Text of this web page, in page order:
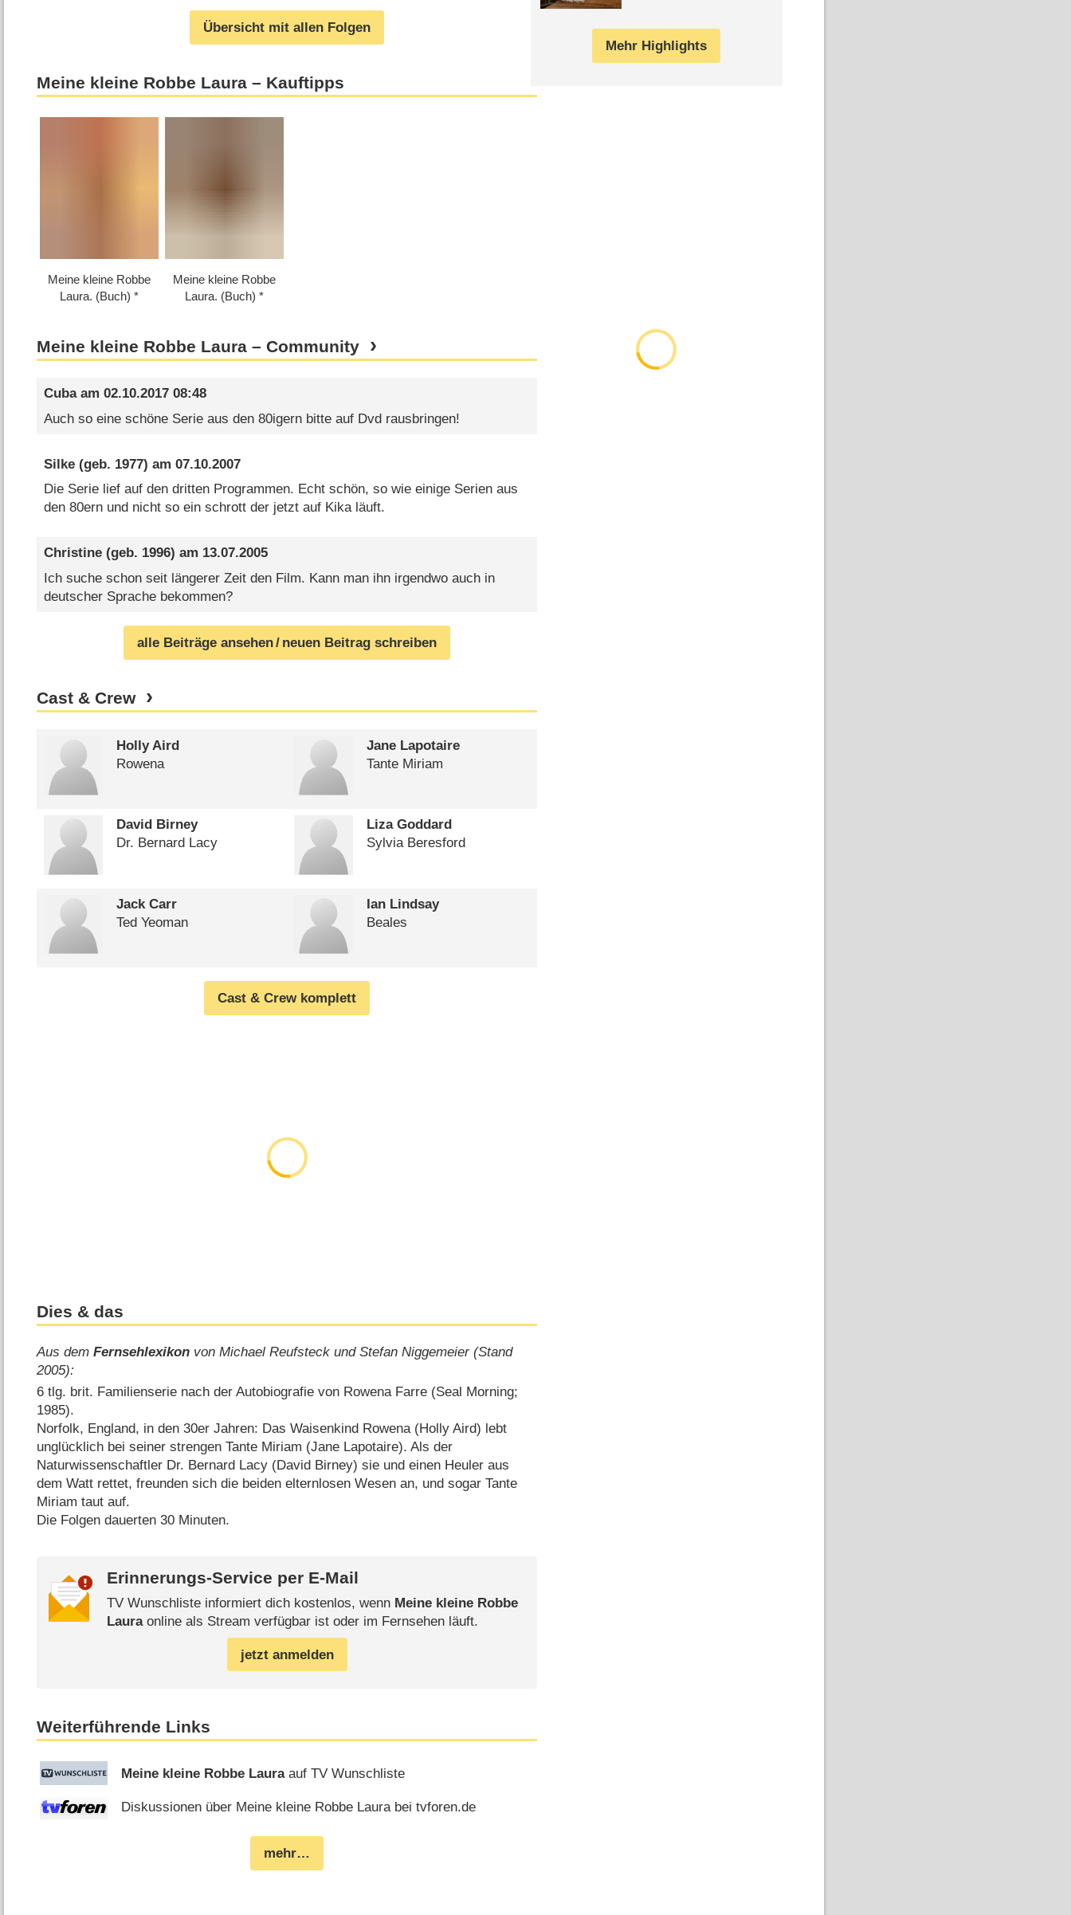
Übersicht mit allen Folgen
Meine kleine Robbe Laura – Kauftipps
Meine kleine Robbe
Laura. (Buch)
Meine kleine Robbe
Laura. (Buch)
Meine kleine Robbe Laura – Community
Cubaam 02.10.2017 08:48
Auch so eine schöne Serie aus den 80igern bitte auf Dvd rausbringen!
Silke(geb. 1977) am 07.10.2007
Die Serie lief auf den dritten Programmen. Echt schön, so wie einige Serien aus
den 80ern und nicht so ein schrott der jetzt auf Kika läuft.
Christine(geb. 1996) am 13.07.2005
Ich suche schon seit längerer Zeit den Film. Kann man ihn irgendwo auch in
deutscher Sprache bekommen?
alle Beiträge ansehen/ neuen Beitrag schreiben
Cast & Crew
Holly Aird
Rowena
Jane Lapotaire
Tante Miriam
David Birney
Dr. Bernard Lacy
Liza Goddard
Sylvia Beresford
Jack Carr
Ted Yeoman
Ian Lindsay
Beales
Cast & Crew komplett
Dies & das
Aus demFernsehlexikon von Michael Reufsteck und Stefan Niggemeier (Stand
2005):
6 tlg. brit. Familienserie nach der Autobiografie von Rowena Farre (Seal Morning;
1985).
Norfolk, England, in den 30er Jahren: Das Waisenkind Rowena (Holly Aird) lebt
unglücklich bei seiner strengen Tante Miriam (Jane Lapotaire). Als der
Naturwissenschaftler Dr. Bernard Lacy (David Birney) sie und einen Heuler aus
dem Watt rettet, freunden sich die beiden elternlosen Wesen an, und sogar Tante
Miriam taut auf.
Die Folgen dauerten 30 Minuten.
Erinnerungs-Service per E-Mail
TV Wunschliste informiert dich kostenlos, wenn Meine kleine Robbe
Lauraonline als Stream verfügbar ist oder im Fernsehen läuft.
jetzt anmelden
Weiterführende Links
Meine kleine Robbe Lauraauf TV Wunschliste
Diskussionen über Meine kleine Robbe Laura bei tvforen.de
mehr…
Mehr Highlights